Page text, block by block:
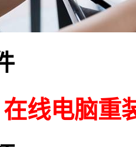
在线电脑重